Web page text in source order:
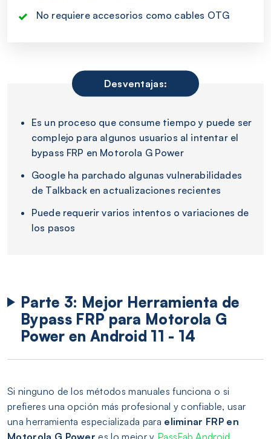
No requiere accesorios como cables OTG
Desventajas:
Es un proceso que consume tiempo y puede ser
complejo para algunos usuarios al intentar el
bypass FRP en Motorola G Power
Google ha parchado algunas vulnerabilidades
de Talkback en actualizaciones recientes
Puede requerir varios intentos o variaciones de
los pasos
Parte 3: Mejor Herramienta de
Bypass FRP para Motorola G
Power en Android 11 - 14
Si ninguno de los métodos manuales funciona o si
prefieres una opción más profesional y confiable, usar
una herramienta especializada para eliminar FRP en